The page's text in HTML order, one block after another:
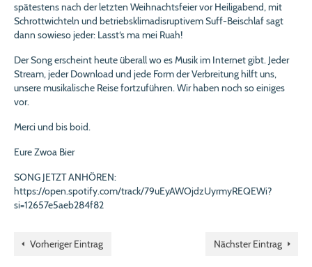
spätestens nach der letzten Weihnachtsfeier vor Heiligabend, mit
Schrottwichteln und betriebsklimadisruptivem Suff-Beischlaf sagt
dann sowieso jeder: Lasst‘s ma mei Ruah!
Der Song erscheint heute überall wo es Musik im Internet gibt. Jeder
Stream, jeder Download und jede Form der Verbreitung hilft uns,
unsere musikalische Reise fortzuführen. Wir haben noch so einiges
vor.
Merci und bis boid.
Eure Zwoa Bier
SONG JETZT ANHÖREN:
https://open.spotify.com/track/79uEyAWOjdzUyrmyREQEWi?
si=12657e5aeb284f82
Vorheriger Eintrag Nächster Eintrag